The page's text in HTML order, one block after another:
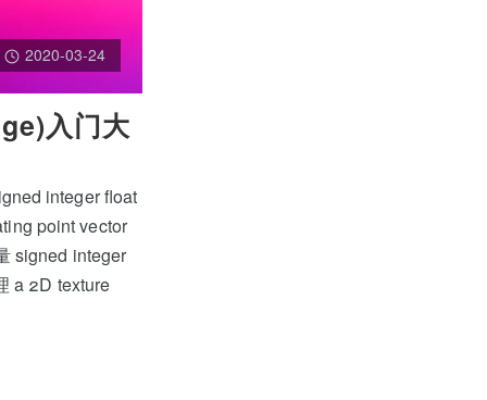
2020-03-24
入门大
integer float
point vector
signed integer
a 2D texture